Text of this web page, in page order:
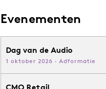
Evenementen
Dag van de Audio
1 oktober 2026 · Adformatie
CMO Retail